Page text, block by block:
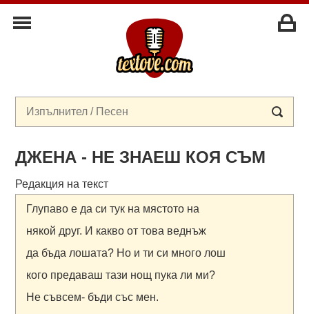
ДЖЕНА - НЕ ЗНАЕШ КОЯ СЪМ
Редакция на текст